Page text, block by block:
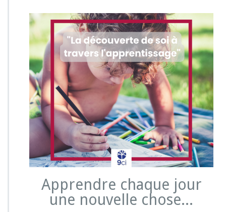
Apprendre chaque jour
une nouvelle chose...